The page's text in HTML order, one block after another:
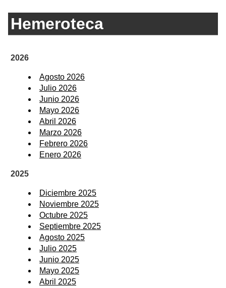
Hemeroteca
2026
Agosto 2026
Julio 2026
Junio 2026
Mayo 2026
Abril 2026
Marzo 2026
Febrero 2026
Enero 2026
2025
Diciembre 2025
Noviembre 2025
Octubre 2025
Septiembre 2025
Agosto 2025
Julio 2025
Junio 2025
Mayo 2025
Abril 2025